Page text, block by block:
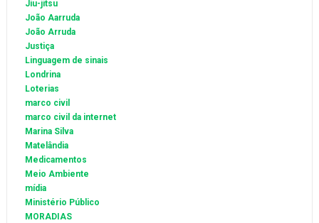
Jiu-jitsu
João Aarruda
João Arruda
Justiça
Linguagem de sinais
Londrina
Loterias
marco civil
marco civil da internet
Marina Silva
Matelândia
Medicamentos
Meio Ambiente
mídia
Ministério Público
MORADIAS